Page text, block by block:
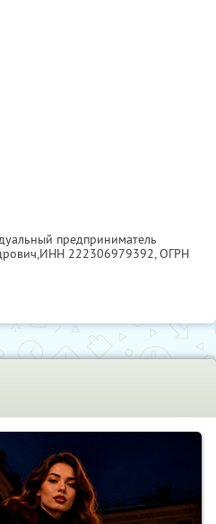
предприниматель
ИНН 222306979392, ОГРН